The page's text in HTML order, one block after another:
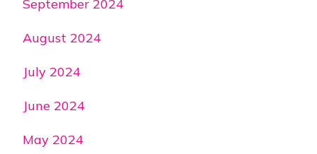
September 2024
August 2024
July 2024
June 2024
May 2024